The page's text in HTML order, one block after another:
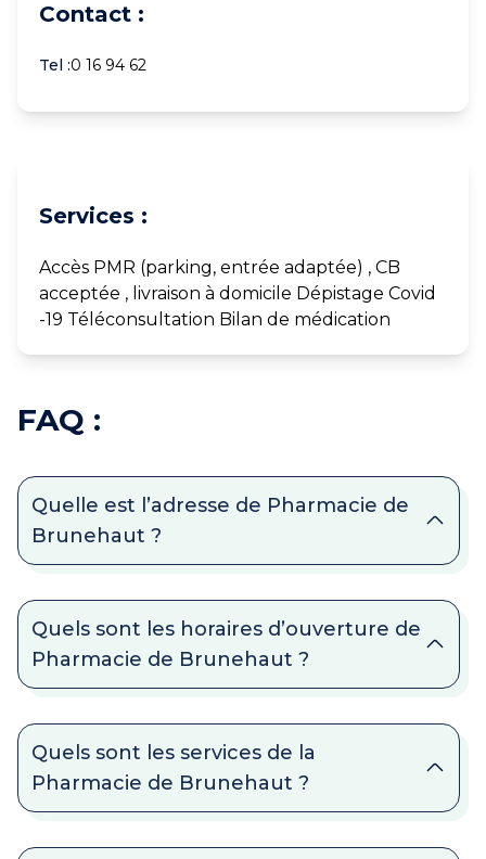
Contact :
Tel :0 16 94 62
Services :
Accès PMR (parking, entrée adaptée) , CB
acceptée , livraison à domicile Dépistage Covid
-19 Téléconsultation Bilan de médication
FAQ :
Quelle est l’adresse de Pharmacie de
Brunehaut ?
Quels sont les horaires d’ouverture de
Pharmacie de Brunehaut ?
Quels sont les services de la
Pharmacie de Brunehaut ?